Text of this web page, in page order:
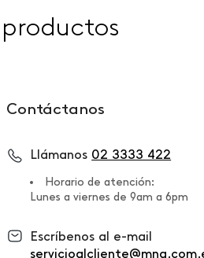
Contáctanos
Llámanos 02 3333 422
Horario de atención:
Lunes a viernes de 9am a 6pm
Escríbenos al e-mail